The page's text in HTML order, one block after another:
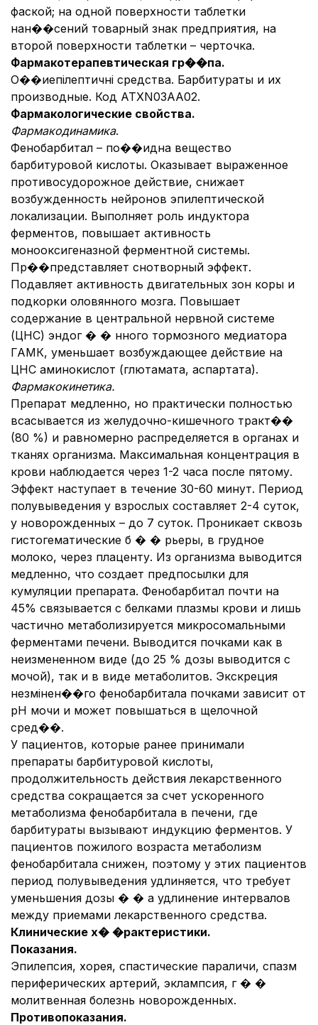
фаской; на одной поверхности таблетки
нан��сений товарный знак предприятия, на
второй поверхности таблетки – черточка.
Фармакотерапевтическая гр��па.
О��иепілептичні средства. Барбитураты и их
производные. Код АТХN03AА02.
Фармакологические свойства.
Фармакодинамика.
Фенобарбитал – по��идна вещество
барбитуровой кислоты. Оказывает выраженное
противосудорожное действие, снижает
возбужденность нейронов эпилептической
локализации. Выполняет роль индуктора
ферментов, повышает активность
монооксигеназной ферментной системы.
Пр��представляет снотворный эффект.
Подавляет активность двигательных зон коры и
подкорки оловянного мозга. Повышает
содержание в центральной нервной системе
(ЦНС) эндог � � нного тормозного медиатора
ГАМК, уменьшает возбуждающее действие на
ЦНС аминокислот (глютамата, аспартата).
Фармакокинетика.
Препарат медленно, но практически полностью
всасывается из желудочно-кишечного тракт��
(80 %) и равномерно распределяется в органах и
тканях организма. Максимальная концентрация в
крови наблюдается через 1-2 часа после пятому.
Эффект наступает в течение 30-60 минут. Период
полувыведения у взрослых составляет 2-4 суток,
у новорожденных – до 7 суток. Проникает сквозь
гистогематические б � � рьеры, в грудное
молоко, через плаценту. Из организма выводится
медленно, что создает предпосылки для
кумуляции препарата. Фенобарбитал почти на
45% связывается с белками плазмы крови и лишь
частично метаболизируется микросомальными
ферментами печени. Выводится почками как в
неизмененном виде (до 25 % дозы выводится с
мочой), так и в виде метаболитов. Экскреция
незмінен��го фенобарбитала почками зависит от
pH мочи и может повышаться в щелочной
сред��.
У пациентов, которые ранее принимали
препараты барбитуровой кислоты,
продолжительность действия лекарственного
средства сокращается за счет ускоренного
метаболизма фенобарбитала в печени, где
барбитураты вызывают индукцию ферментов. У
пациентов пожилого возраста метаболизм
фенобарбитала снижен, поэтому у этих пациентов
период полувыведения удлиняется, что требует
уменьшения дозы � � а удлинение интервалов
между приемами лекарственного средства.
Клинические х� �рактеристики.
Показания.
Эпилепсия, хорея, спастические параличи, спазм
периферических артерий, эклампсия, г � �
молитвенная болезнь новорожденных.
Противопоказания.